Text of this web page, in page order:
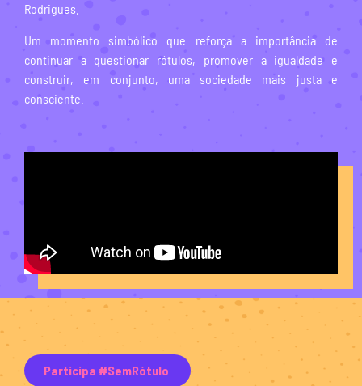
Rodrigues.
Um momento simbólico que reforça a importância de
continuar a questionar rótulos, promover a igualdade e
construir, em conjunto, uma sociedade mais justa e
consciente.
Participa #SemRótulo